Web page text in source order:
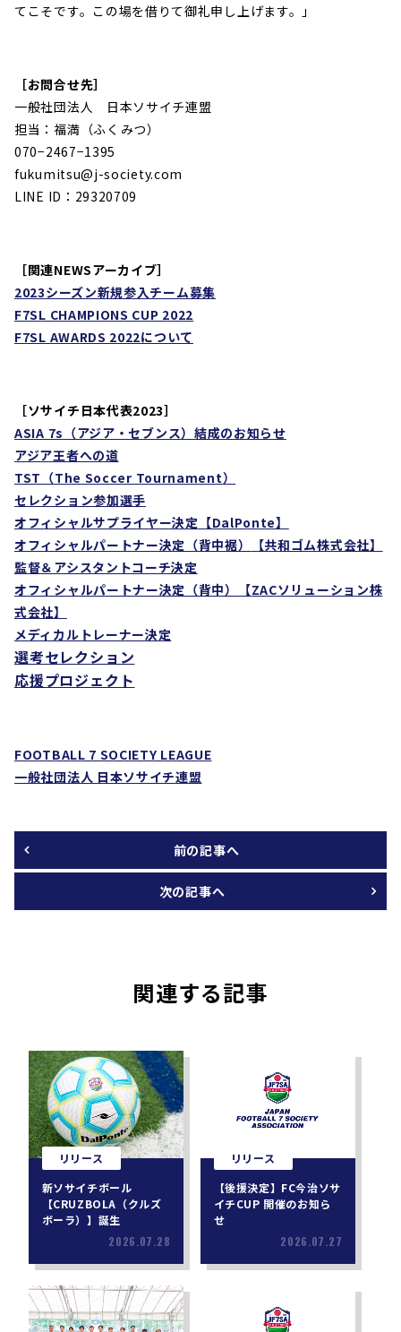
てこそです。この場を借りて御礼申し上げます。」
［お問合せ先］
一般社団法人 日本ソサイチ連盟
担当：福満（ふくみつ）
070−2467−1395
fukumitsu@j-society.com
LINE ID：29320709
［関連NEWSアーカイブ］
2023シーズン新規参入チーム募集
F7SL CHAMPIONS CUP 2022
F7SL AWARDS 2022について
［ソサイチ日本代表2023］
ASIA 7s （アジア・セブンス）結成のお知らせ
アジア王者への道
TST （The Soccer Tournament）
セレクション参加選手
オフィシャルサプライヤー決定 【DalPonte】
オフィシャルパートナー決定（背中裾）
【共和ゴム株式会社】
監督＆アシスタントコーチ決定
オフィシャルパートナー決定（背中）【ZACソリューション株
式会社】
メディカルトレーナー決定
選考セレクション
応援プロジェクト
FOOTBALL 7 SOCIETY LEAGUE
一般社団法人 日本ソサイチ連盟
前の記事へ
次の記事へ
関連する記事
リリース
新ソサイチボール
【CRUZBOLA（クルズ
ボーラ）】誕生
2026.07.28
リリース
【後援決定】FC今治ソサ
イチCUP 開催のお知ら
せ
2026.07.27